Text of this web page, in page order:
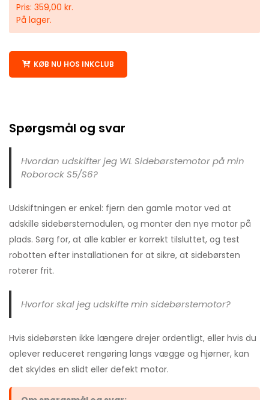
Pris: 359,00 kr.
På lager.
KØB NU HOS INKCLUB
Spørgsmål og svar
Hvordan udskifter jeg WL Sidebørstemotor på min
Roborock S5/S6?
Udskiftningen er enkel: fjern den gamle motor ved at
adskille sidebørstemodulen, og monter den nye motor på
plads. Sørg for, at alle kabler er korrekt tilsluttet, og test
robotten efter installationen for at sikre, at sidebørsten
roterer frit.
Hvorfor skal jeg udskifte min sidebørstemotor?
Hvis sidebørsten ikke længere drejer ordentligt, eller hvis du
oplever reduceret rengøring langs vægge og hjørner, kan
det skyldes en slidt eller defekt motor.